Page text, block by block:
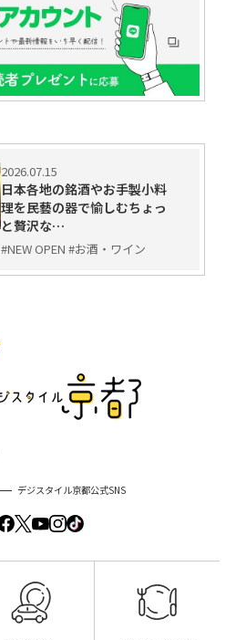
2026.07.15
日本各地の銘酒やお手製小料
理を民藝の器で愉しむちょっ
と贅沢な…
#NEW OPEN #お酒・ワイン
デジスタイル京都公式SNS